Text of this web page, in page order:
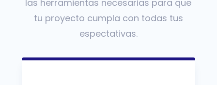
las herramientas necesarias para que
tu proyecto cumpla con todas tus
espectativas.